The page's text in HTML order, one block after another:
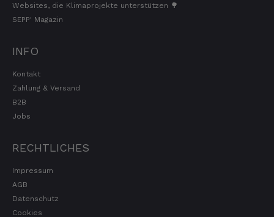
Websites, die Klimaprojekte unterstützen 🌳
SEPP' Magazin
INFO
Kontakt
Zahlung & Versand
B2B
Jobs
RECHTLICHES
Impressum
AGB
Datenschutz
Cookies